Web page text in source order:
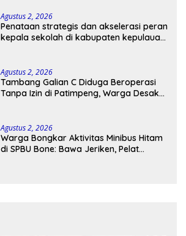
Agustus 2, 2026
Penataan strategis dan akselerasi peran
kepala sekolah di kabupaten kepulauan
Agustus 2, 2026
Tambang Galian C Diduga Beroperasi
Tanpa Izin di Patimpeng, Warga Desak
Agustus 2, 2026
Warga Bongkar Aktivitas Minibus Hitam
di SPBU Bone: Bawa Jeriken, Pelat